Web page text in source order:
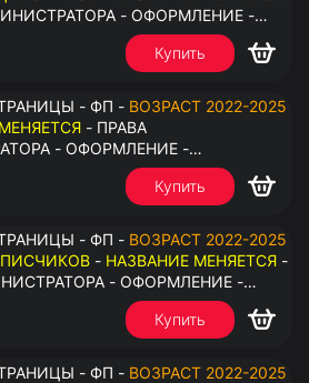
- ОФОРМЛЕНИЕ -
ИНФОРМАЦИЯ - ПОД ВСЕ ГЕО
Купить
- ФП - ВОЗРАСТ 2022-2025
- ПРАВА
- ОФОРМЛЕНИЕ -
ИНФОРМАЦИЯ - ПОД ВСЕ ГЕО
Купить
- ФП - ВОЗРАСТ 2022-2025
- НАЗВАНИЕ МЕНЯЕТСЯ -
- ОФОРМЛЕНИЕ -
ИНФОРМАЦИЯ - ПОД ВСЕ ГЕО
Купить
- ФП - ВОЗРАСТ 2022-2025